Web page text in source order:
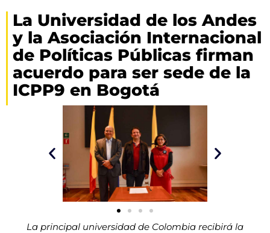
La Universidad de los Andes
y la Asociación Internacional
de Políticas Públicas firman
acuerdo para ser sede de la
ICPP9 en Bogotá
La principal universidad de Colombia recibirá la